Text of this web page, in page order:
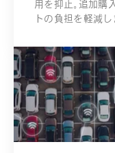
用を抑止。追加購
トの負担を軽減し